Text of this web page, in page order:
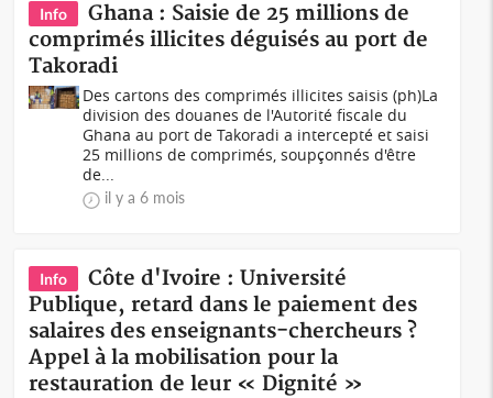
Info
Ghana : Saisie de 25 millions de
comprimés illicites déguisés au port de
Takoradi
Des cartons des comprimés illicites saisis (ph)La
division des douanes de l'Autorité fiscale du
Ghana au port de Takoradi a intercepté et saisi
25 millions de comprimés, soupçonnés d'être
de...
il y a 6 mois
Info
Côte d'Ivoire : Université
Publique, retard dans le paiement des
salaires des enseignants-chercheurs ?
Appel à la mobilisation pour la
restauration de leur « Dignité »